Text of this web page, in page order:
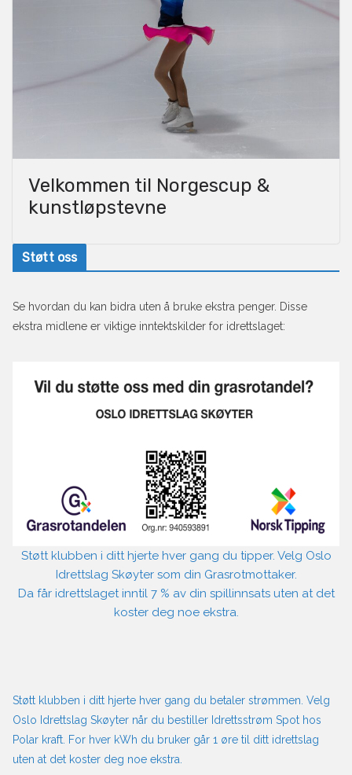
Velkommen til Norgescup &
kunstløpstevne
Støtt oss
Se hvordan du kan bidra uten å bruke ekstra penger. Disse
ekstra midlene er viktige inntektskilder for idrettslaget:
Støtt klubben i ditt hjerte hver gang du tipper. Velg Oslo
Idrettslag Skøyter som din Grasrotmottaker.
Da får idrettslaget inntil 7 % av din spillinnsats uten at det
koster deg noe ekstra.
Støtt klubben i ditt hjerte hver gang du betaler strømmen. Velg
Oslo Idrettslag Skøyter når du bestiller Idrettsstrøm Spot hos
Polar kraft. For hver kWh du bruker går 1 øre til ditt idrettslag
uten at det koster deg noe ekstra.